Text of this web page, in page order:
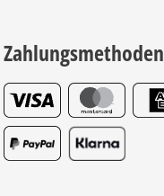
Zahlungsmethoden